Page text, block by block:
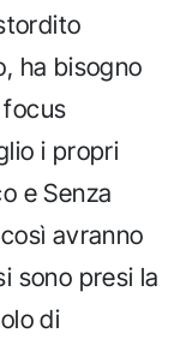
ha bisogno
i propri
e Senza
avranno
sono presi la
di